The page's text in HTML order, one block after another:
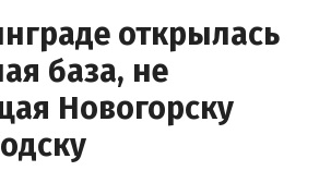
открылась
база, не
Новогорску